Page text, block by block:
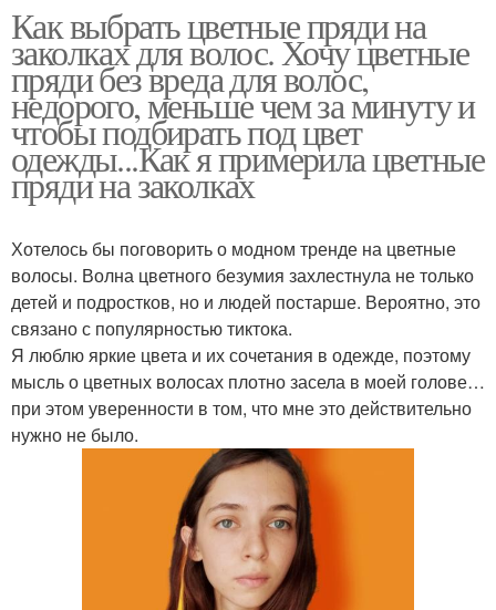
Как выбрать цветные пряди на
заколках для волос. Хочу цветные
пряди без вреда для волос,
недорого, меньше чем за минуту и
чтобы подбирать под цвет
одежды...Как я примерила цветные
пряди на заколках
Хотелось бы поговорить о модном тренде на цветные
волосы. Волна цветного безумия захлестнула не только
детей и подростков, но и людей постарше. Вероятно, это
связано с популярностью тиктока.
Я люблю яркие цвета и их сочетания в одежде, поэтому
мысль о цветных волосах плотно засела в моей голове…
при этом уверенности в том, что мне это действительно
нужно не было.